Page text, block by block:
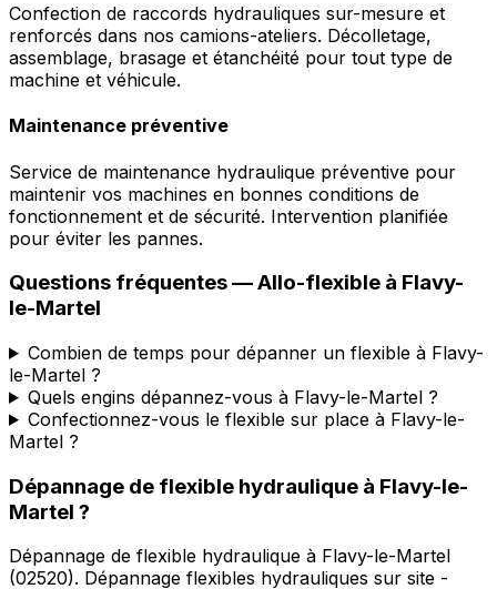
Confection de raccords hydrauliques sur-mesure et
renforcés dans nos camions-ateliers. Décolletage,
assemblage, brasage et étanchéité pour tout type de
machine et véhicule.
Maintenance préventive
Service de maintenance hydraulique préventive pour
maintenir vos machines en bonnes conditions de
fonctionnement et de sécurité. Intervention planifiée
pour éviter les pannes.
Questions fréquentes —Allo-flexible à Flavy-
le-Martel
Combien de temps pour dépanner un flexible à Flavy-
le-Martel ?
Quels engins dépannez-vous à Flavy-le-Martel ?
Confectionnez-vous le flexible sur place à Flavy-le-
Martel ?
Dépannage de flexible hydraulique à Flavy-le-
Martel ?
Dépannage de flexible hydraulique à Flavy-le-Martel
(02520). Dépannage flexibles hydrauliques sur site -